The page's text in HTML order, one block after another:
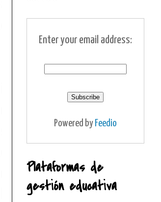
Enter your email address:
Powered by Feedio
Plataformas de
gestión educativa